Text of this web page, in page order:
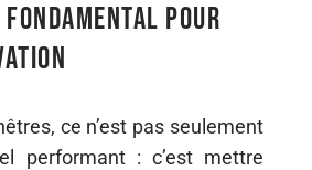
pour
ce n’est pas seulement
performant : c’est mettre